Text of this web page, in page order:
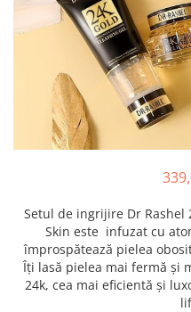
Setul de ingrijire Dr Rashel
Skin este infuzat cu
împrospătează pielea
Îți lasă pielea mai fermă și
24k, cea mai eficientă și